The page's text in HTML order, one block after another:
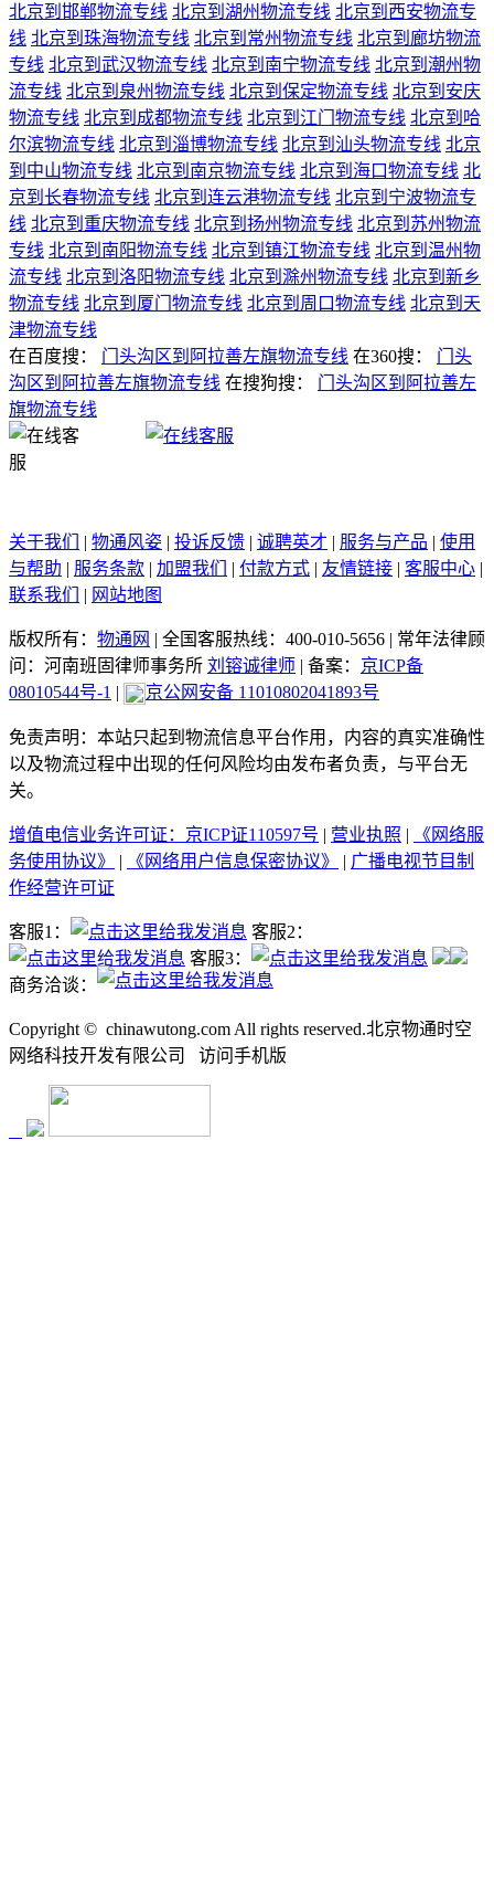
北京到邯郸物流专线 北京到湖州物流专线 北京到西安物流专
线 北京到珠海物流专线 北京到常州物流专线 北京到廊坊物流
专线 北京到武汉物流专线 北京到南宁物流专线 北京到潮州物
流专线 北京到泉州物流专线 北京到保定物流专线 北京到安庆
物流专线 北京到成都物流专线 北京到江门物流专线 北京到哈
尔滨物流专线 北京到淄博物流专线 北京到汕头物流专线 北京
到中山物流专线 北京到南京物流专线 北京到海口物流专线 北
京到长春物流专线 北京到连云港物流专线 北京到宁波物流专
线 北京到重庆物流专线 北京到扬州物流专线 北京到苏州物流
专线 北京到南阳物流专线 北京到镇江物流专线 北京到温州物
流专线 北京到洛阳物流专线 北京到滁州物流专线 北京到新乡
物流专线 北京到厦门物流专线 北京到周口物流专线 北京到天
津物流专线
在百度搜：
门头沟区到阿拉善左旗物流专线 在360搜：
门头
沟区到阿拉善左旗物流专线 在搜狗搜：
门头沟区到阿拉善左
旗物流专线
关于我们 | 物通风姿 | 投诉反馈 | 诚聘英才 | 服务与产品 | 使用
与帮助 | 服务条款 | 加盟我们 | 付款方式 | 友情链接 | 客服中心 |
联系我们
| 网站地图
版权所有： 物通网 | 全国客服热线：400-010-5656 | 常年法律顾
问：河南班固律师事务所 刘镕诚律师 | 备案： 京ICP备
08010544号-1 | 京公网安备 11010802041893号
免责声明：本站只起到物流信息平台作用，内容的真实准确性
以及物流过程中出现的任何风险均由发布者负责，与平台无
关。
增值电信业务许可证：京ICP证110597号 | 营业执照 |
《网络服
务使用协议》
| 《网络用户信息保密协议》 | 广播电视节目制
作经营许可证
客服1：
客服2：
客服3：
商务洽谈：
Copyright © chinawutong.com All rights reserved.北京物通时空
网络科技开发有限公司
访问手机版